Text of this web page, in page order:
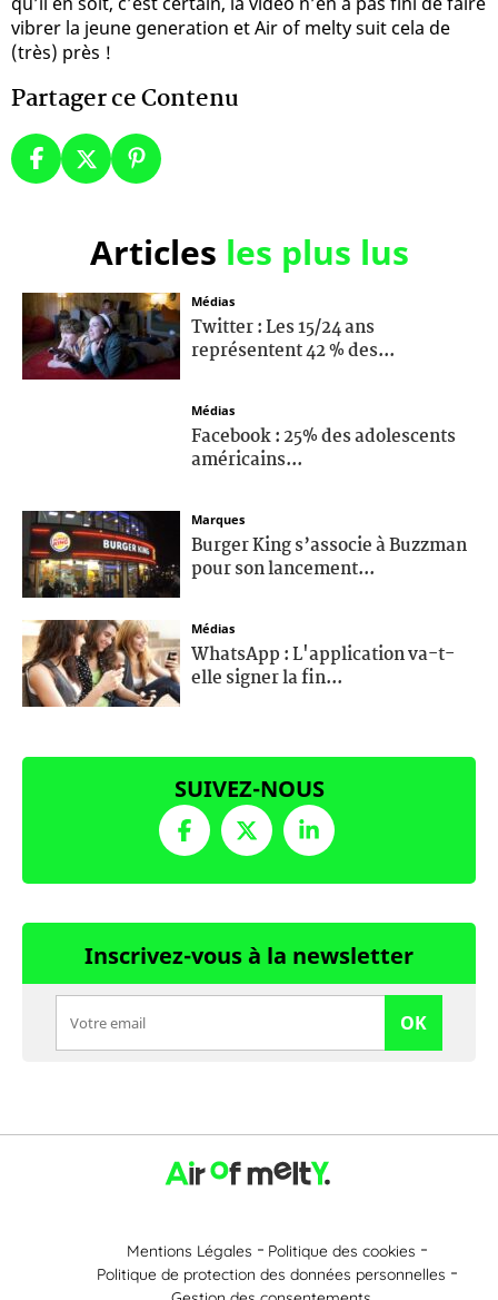
vibrer la jeune generation et Air of melty suit cela de
(très) près !
Partager ce Contenu
Articles les plus lus
Médias
Twitter : Les 15/24 ans
représentent 42 % des...
Médias
Facebook : 25% des adolescents
américains...
Marques
Burger King s’associe à Buzzman
pour son lancement...
Médias
WhatsApp : L'application va-t-
elle signer la fin...
SUIVEZ-NOUS
Inscrivez-vous à la newsletter
OK
Mentions Légales
Politique des cookies
Politique de protection des données personnelles